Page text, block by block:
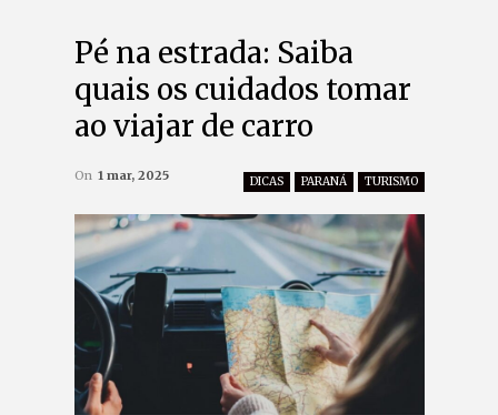
Pé na estrada: Saiba
quais os cuidados tomar
ao viajar de carro
DICAS PARANÁ TURISMO
On 1 mar, 2025